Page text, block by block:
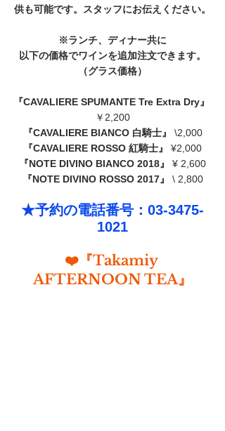
供も可能です。スタッフにお伝えください。
※ランチ、ディナー共に
以下の価格でワインを追加注文できます。
（グラス価格）
『CAVALIERE SPUMANTE Tre Extra Dry』
￥2,200
『CAVALIERE BIANCO 白騎士』
\2,000
『CAVALIERE ROSSO 紅騎士』
¥2,000
『NOTE DIVINO BIANCO 2018』
¥ 2,600
『NOTE DIVINO ROSSO 2017』
\ 2,800
★予約の電話番号：03-3475-
1021
❤️『Takamiy
AFTERNOON TEA』